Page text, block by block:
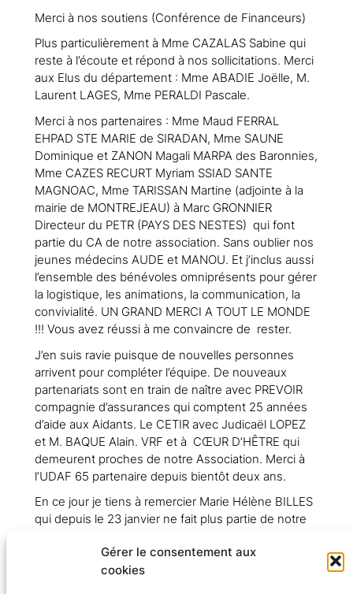
Gérer le consentement aux
cookies
Merci à nos soutiens (Conférence de Financeurs)
Plus particulièrement à Mme CAZALAS Sabine qui
reste à l’écoute et répond à nos sollicitations. Merci
aux Elus du département : Mme ABADIE Joëlle, M.
Laurent LAGES, Mme PERALDI Pascale.
Merci à nos partenaires : Mme Maud FERRAL
EHPAD STE MARIE de SIRADAN, Mme SAUNE
Dominique et ZANON Magali MARPA des Baronnies,
Mme CAZES RECURT Myriam SSIAD SANTE
MAGNOAC, Mme TARISSAN Martine (adjointe à la
mairie de MONTREJEAU) à Marc GRONNIER
Directeur du PETR (PAYS DES NESTES) qui font
partie du CA de notre association. Sans oublier nos
jeunes médecins AUDE et MANOU. Et j’inclus aussi
l’ensemble des bénévoles omniprésents pour gérer
la logistique, les animations, la communication, la
convivialité. UN GRAND MERCI A TOUT LE MONDE
!!! Vous avez réussi à me convaincre de rester.
J’en suis ravie puisque de nouvelles personnes
arrivent pour compléter l’équipe. De nouveaux
partenariats sont en train de naître avec PREVOIR
compagnie d’assurances qui comptent 25 années
d’aide aux Aidants. Le CETIR avec Judicaël LOPEZ
et M. BAQUE Alain. VRF et à CŒUR D’HÊTRE qui
demeurent proches de notre Association. Merci à
l’UDAF 65 partenaire depuis bientôt deux ans.
En ce jour je tiens à remercier Marie Hélène BILLES
qui depuis le 23 janvier ne fait plus partie de notre